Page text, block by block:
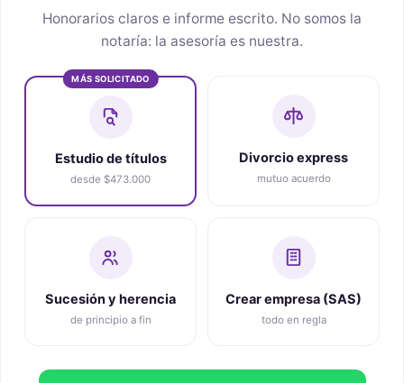
Honorarios claros e informe escrito. No somos la
notaría: la asesoría es nuestra.
MÁS SOLICITADO
Estudio de títulos
desde $473.000
Divorcio express
mutuo acuerdo
Sucesión y herencia
de principio a fin
Crear empresa (SAS)
todo en regla